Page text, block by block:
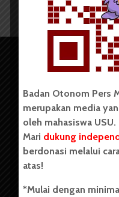
Copyright © 2023. All
Badan Otonom Pers
merupakan media
oleh mahasiswa USU.
Mari dukung
berdonasi melalui
atas!
*Mulai dengan